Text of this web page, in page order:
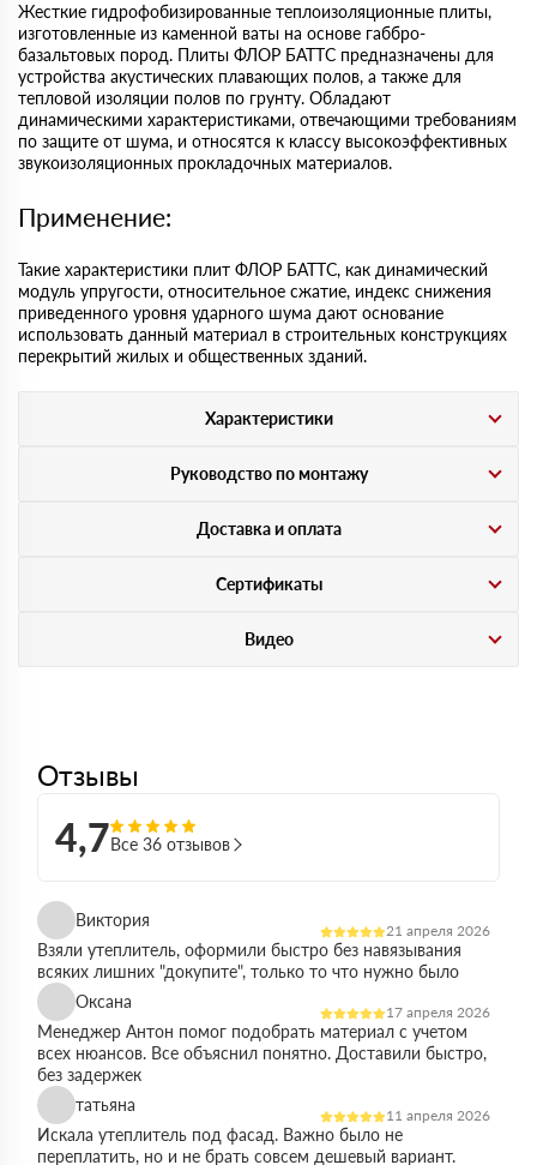
Жесткие гидрофобизированные теплоизоляционные плиты,
изготовленные из каменной ваты на основе габбро-
базальтовых пород. Плиты ФЛОР БАТТС предназначены для
устройства акустических плавающих полов, а также для
тепловой изоляции полов по грунту. Обладают
динамическими характеристиками, отвечающими требованиям
по защите от шума, и относятся к классу высокоэффективных
звукоизоляционных прокладочных материалов.
Применение:
Такие характеристики плит ФЛОР БАТТС, как динамический
модуль упругости, относительное сжатие, индекс снижения
приведенного уровня ударного шума дают основание
использовать данный материал в строительных конструкциях
перекрытий жилых и общественных зданий.
Характеристики
Руководство по монтажу
Доставка и оплата
Сертификаты
Видео
Отзывы
4,7Все 36 отзывов
Виктория
21 апреля 2026
Взяли утеплитель, оформили быстро без навязывания
всяких лишних "докупите", только то что нужно было
Оксана
17 апреля 2026
Менеджер Антон помог подобрать материал с учетом
всех нюансов. Все объяснил понятно. Доставили быстро,
без задержек
татьяна
11 апреля 2026
Искала утеплитель под фасад. Важно было не
переплатить, но и не брать совсем дешевый вариант.